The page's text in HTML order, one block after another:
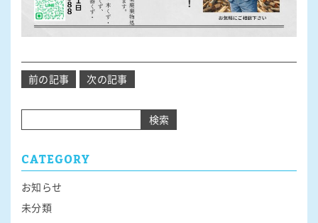
投
ナ
ビ
ー
シ
ョ
ン
前の記事 次の記事
検索
CATEGORY
お知らせ
未分類